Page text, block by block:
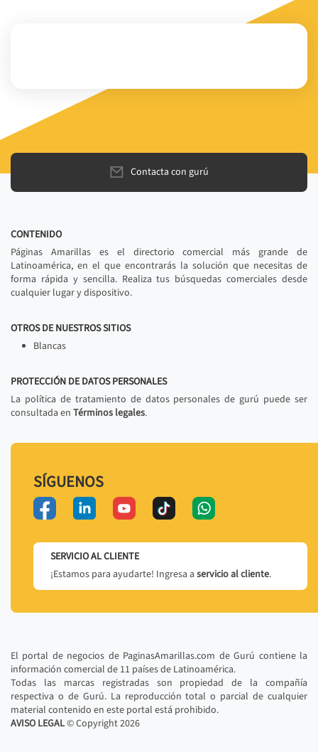
Contacta con gurú
CONTENIDO
Páginas Amarillas es el directorio comercial más grande de
Latinoamérica, en el que encontrarás la solución que necesitas de
forma rápida y sencilla. Realiza tus búsquedas comerciales desde
cualquier lugar y dispositivo.
OTROS DE NUESTROS SITIOS
Blancas
PROTECCIÓN DE DATOS PERSONALES
La política de tratamiento de datos personales de gurú puede ser
consultada en Términos legales.
SÍGUENOS
SERVICIO AL CLIENTE
¡Estamos para ayudarte! Ingresa a servicio al cliente.
El portal de negocios de PaginasAmarillas.com de Gurú contiene la
información comercial de 11 países de Latinoamérica.
Todas las marcas registradas son propiedad de la compañía
respectiva o de Gurú. La reproducción total o parcial de cualquier
material contenido en este portal está prohibido.
AVISO LEGAL© Copyright2026